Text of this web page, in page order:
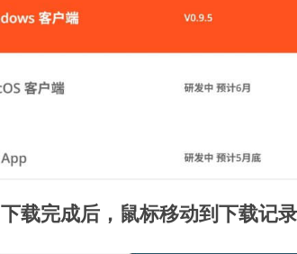
下载完成后，鼠标移动到下载记